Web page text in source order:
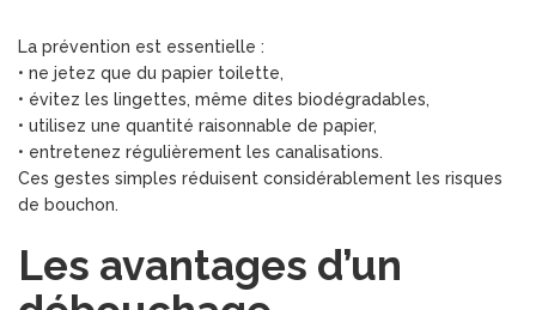
La prévention est essentielle :
• ne jetez que du papier toilette,
• évitez les lingettes, même dites biodégradables,
• utilisez une quantité raisonnable de papier,
• entretenez régulièrement les canalisations.
Ces gestes simples réduisent considérablement les risques
de bouchon.
Les avantages d’un